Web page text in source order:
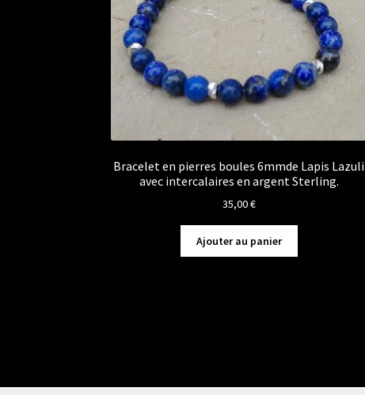
Bracelet en pierres boules 6mmde Lapis Lazuli
avec intercalaires en argent Sterling.
35,00€
Ajouter au panier